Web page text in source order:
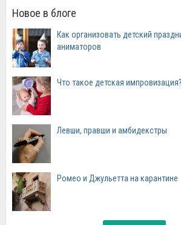
Новое в блоге
Как организовать детский
аниматоров
Что такое детская импровизация?
Левши, правши и амбидекстры
Ромео и Джульетта на карантине